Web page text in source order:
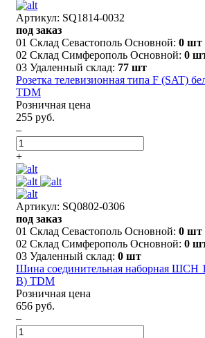
Артикул: SQ1814-0032
под заказ
01 Склад Севастополь Основной: 0 шт
02 Склад Симферополь Основной: 0
03 Удаленный склад: 77 шт
Розетка телевизионная типа F (SAT)
TDM
Розничная цена
255 руб.
–
+
Артикул: SQ0802-0306
под заказ
01 Склад Севастополь Основной: 0 шт
02 Склад Симферополь Основной: 0
03 Удаленный склад: 0 шт
Шина соединительная наборная ШСН
B) TDM
Розничная цена
656 руб.
–